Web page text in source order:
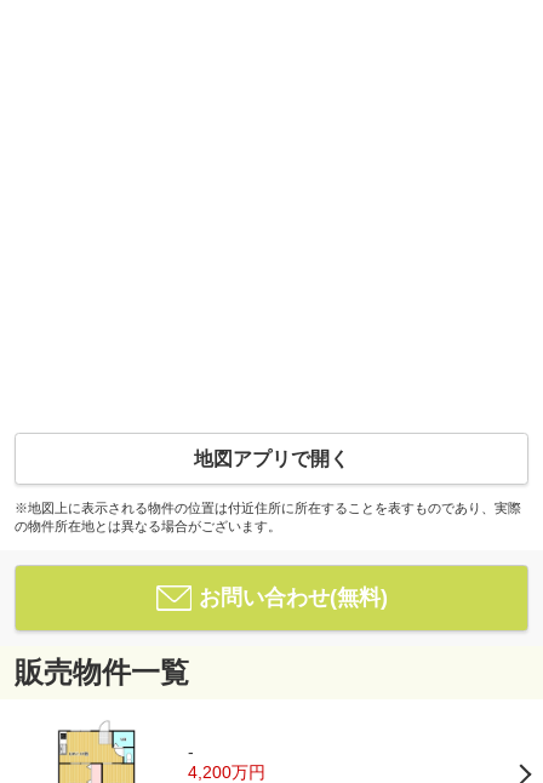
地図アプリで開く
※地図上に表示される物件の位置は付近住所に所在することを表すものであり、実際
の物件所在地とは異なる場合がございます。
お問い合わせ(無料)
販売物件一覧
-
4,200万円